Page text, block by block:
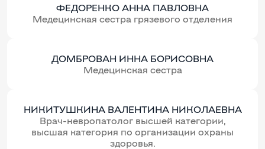
ФЕДОРЕНКО АННА ПАВЛОВНА
Медецинская сестра грязевого отделения
ДОМБРОВАН ИННА БОРИСОВНА
Медецинская сестра
НИКИТУШКИНА ВАЛЕНТИНА НИКОЛАЕВНА
Врач-невропатолог высшей категории,
высшая категория по организации охраны
здоровья.